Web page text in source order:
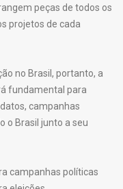
peças de todos os
projetos de cada
no Brasil, portanto, a
fundamental para
campanhas
o Brasil junto a seu
campanhas políticas